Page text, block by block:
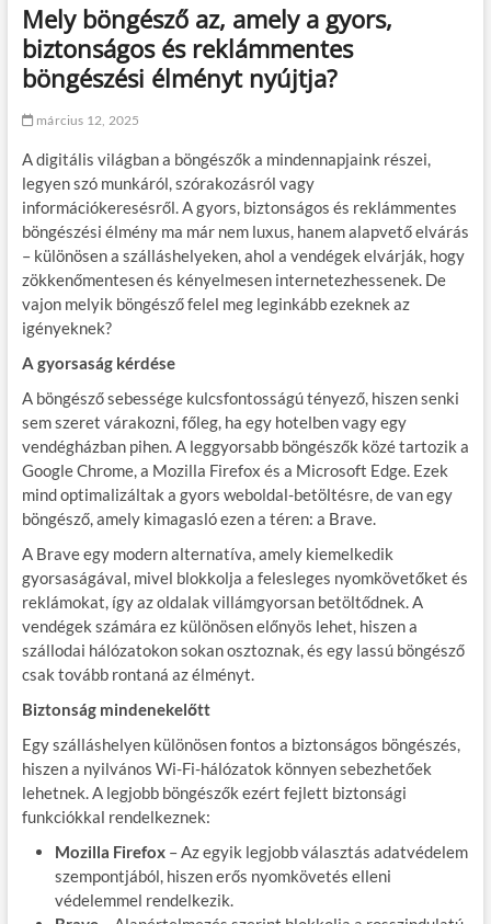
Mely böngésző az, amely a gyors,
biztonságos és reklámmentes
böngészési élményt nyújtja?
március 12, 2025
A digitális világban a böngészők a mindennapjaink részei,
legyen szó munkáról, szórakozásról vagy
információkeresésről. A gyors, biztonságos és reklámmentes
böngészési élmény ma már nem luxus, hanem alapvető elvárás
– különösen a szálláshelyeken, ahol a vendégek elvárják, hogy
zökkenőmentesen és kényelmesen internetezhessenek. De
vajon melyik böngésző felel meg leginkább ezeknek az
igényeknek?
A gyorsaság kérdése
A böngésző sebessége kulcsfontosságú tényező, hiszen senki
sem szeret várakozni, főleg, ha egy hotelben vagy egy
vendégházban pihen. A leggyorsabb böngészők közé tartozik a
Google Chrome, a Mozilla Firefox és a Microsoft Edge. Ezek
mind optimalizáltak a gyors weboldal-betöltésre, de van egy
böngésző, amely kimagasló ezen a téren: a Brave.
A Brave egy modern alternatíva, amely kiemelkedik
gyorsaságával, mivel blokkolja a felesleges nyomkövetőket és
reklámokat, így az oldalak villámgyorsan betöltődnek. A
vendégek számára ez különösen előnyös lehet, hiszen a
szállodai hálózatokon sokan osztoznak, és egy lassú böngésző
csak tovább rontaná az élményt.
Biztonság mindenekelőtt
Egy szálláshelyen különösen fontos a biztonságos böngészés,
hiszen a nyilvános Wi-Fi-hálózatok könnyen sebezhetőek
lehetnek. A legjobb böngészők ezért fejlett biztonsági
funkciókkal rendelkeznek:
Mozilla Firefox– Az egyik legjobb választás adatvédelem
szempontjából, hiszen erős nyomkövetés elleni
védelemmel rendelkezik.